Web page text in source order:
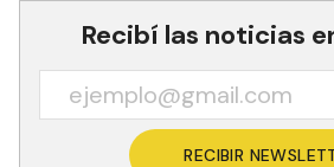
Recibí las noticias
RECIBIR